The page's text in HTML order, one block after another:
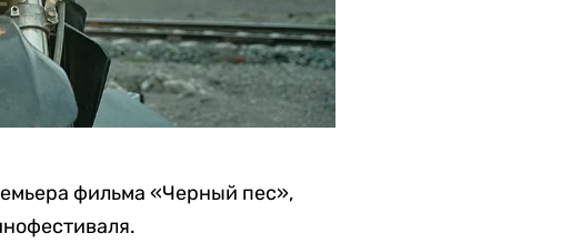
фильма «Черный пес»,